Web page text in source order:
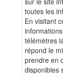
toutes les
En visitant
télémètres
répond le
prendre en
disponibles